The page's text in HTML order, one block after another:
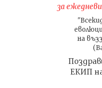
за
на
ЕКИП